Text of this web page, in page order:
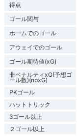
得点
ゴール関与
ホームでのゴール
アウェイでのゴール
ゴール期待値(xG)
非ペナルティxG(予想ゴ
ール数)(npxG)
PKゴール
ハットトリック
3ゴール以上
２ゴール以上